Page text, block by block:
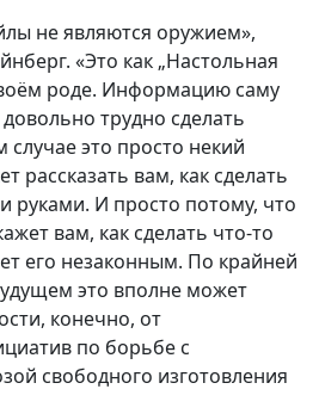
не являются оружием»,
«Это как „Настольная
роде. Информацию саму
трудно сделать
это просто некий
рассказать вам, как сделать
руками. И просто потому, что
вам, как сделать что-то
его незаконным. По крайней
это вполне может
конечно, от
по борьбе с
свободного изготовления